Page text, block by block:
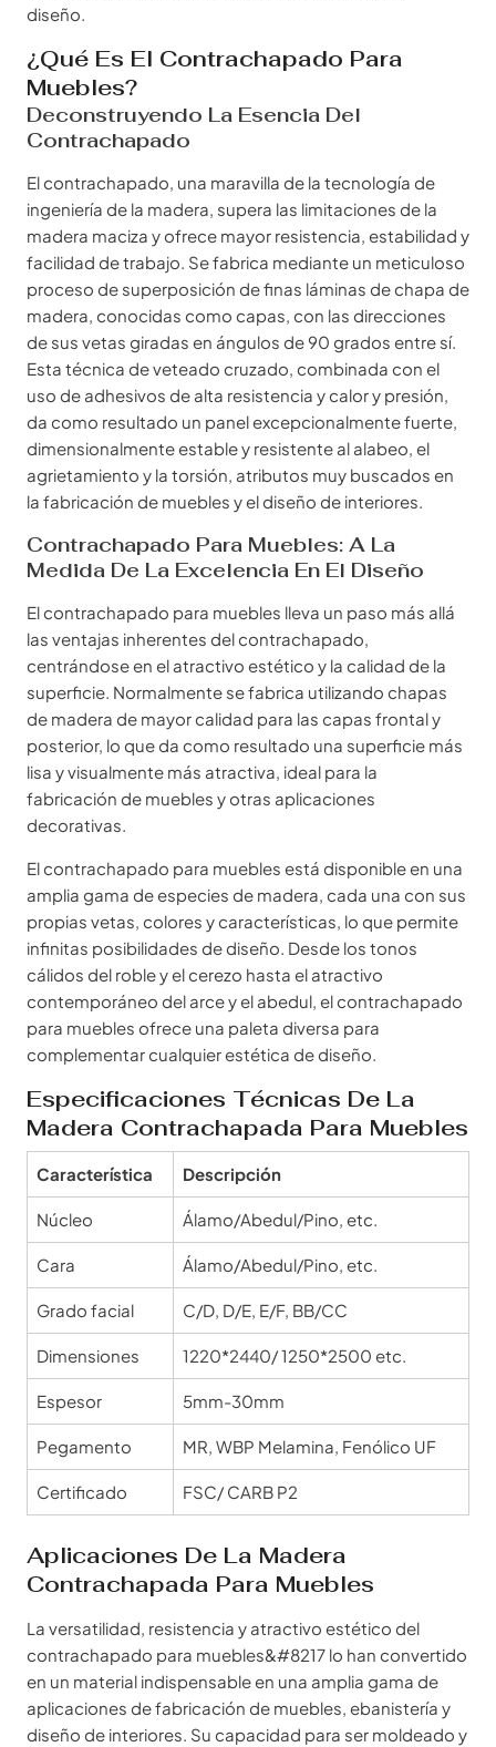
diseño.
¿Qué Es El Contrachapado Para
Muebles?
Deconstruyendo La Esencia Del
Contrachapado
El contrachapado, una maravilla de la tecnología de
ingeniería de la madera, supera las limitaciones de la
madera maciza y ofrece mayor resistencia, estabilidad y
facilidad de trabajo. Se fabrica mediante un meticuloso
proceso de superposición de finas láminas de chapa de
madera, conocidas como capas, con las direcciones
de sus vetas giradas en ángulos de 90 grados entre sí.
Esta técnica de veteado cruzado, combinada con el
uso de adhesivos de alta resistencia y calor y presión,
da como resultado un panel excepcionalmente fuerte,
dimensionalmente estable y resistente al alabeo, el
agrietamiento y la torsión, atributos muy buscados en
la fabricación de muebles y el diseño de interiores.
Contrachapado Para Muebles: A La
Medida De La Excelencia En El Diseño
El contrachapado para muebles lleva un paso más allá
las ventajas inherentes del contrachapado,
centrándose en el atractivo estético y la calidad de la
superficie. Normalmente se fabrica utilizando chapas
de madera de mayor calidad para las capas frontal y
posterior, lo que da como resultado una superficie más
lisa y visualmente más atractiva, ideal para la
fabricación de muebles y otras aplicaciones
decorativas.
El contrachapado para muebles está disponible en una
amplia gama de especies de madera, cada una con sus
propias vetas, colores y características, lo que permite
infinitas posibilidades de diseño. Desde los tonos
cálidos del roble y el cerezo hasta el atractivo
contemporáneo del arce y el abedul, el contrachapado
para muebles ofrece una paleta diversa para
complementar cualquier estética de diseño.
Especificaciones Técnicas De La
Madera Contrachapada Para Muebles
Característica Descripción
Núcleo Álamo/Abedul/Pino, etc.
Cara Álamo/Abedul/Pino, etc.
Grado facial C/D, D/E, E/F, BB/CC
Dimensiones 1220*2440/ 1250*2500 etc.
Espesor 5mm-30mm
Pegamento MR, WBP Melamina, Fenólico UF
Certificado FSC/ CARB P2
Aplicaciones De La Madera
Contrachapada Para Muebles
La versatilidad, resistencia y atractivo estético del
contrachapado para muebles&#8217 lo han convertido
en un material indispensable en una amplia gama de
aplicaciones de fabricación de muebles, ebanistería y
diseño de interiores. Su capacidad para ser moldeado y